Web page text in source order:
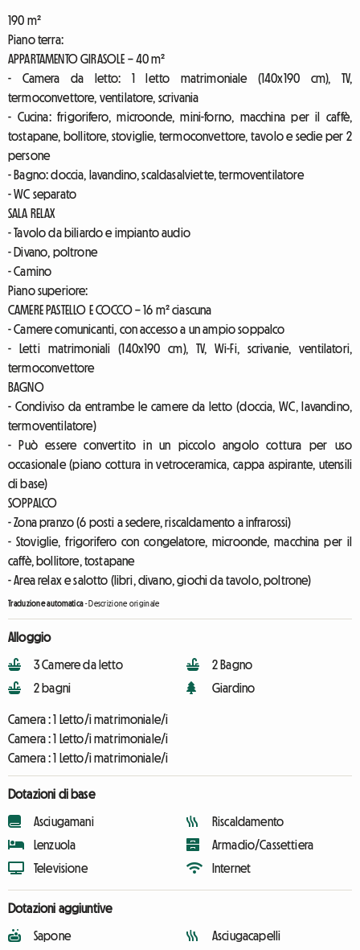
190 m²
Piano terra:
APPARTAMENTO GIRASOLE – 40 m²
- Camera da letto: 1 letto matrimoniale (140x190 cm), TV,
termoconvettore, ventilatore, scrivania
- Cucina: frigorifero, microonde, mini-forno, macchina per il caffè,
tostapane, bollitore, stoviglie, termoconvettore, tavolo e sedie per 2
persone
- Bagno: doccia, lavandino, scaldasalviette, termoventilatore
- WC separato
SALA RELAX
- Tavolo da biliardo e impianto audio
- Divano, poltrone
- Camino
Piano superiore:
CAMERE PASTELLO E COCCO – 16 m² ciascuna
- Camere comunicanti, con accesso a un ampio soppalco
- Letti matrimoniali (140x190 cm), TV, Wi-Fi, scrivanie, ventilatori,
termoconvettore
BAGNO
- Condiviso da entrambe le camere da letto (doccia, WC, lavandino,
termoventilatore)
- Può essere convertito in un piccolo angolo cottura per uso
occasionale (piano cottura in vetroceramica, cappa aspirante, utensili
di base)
SOPPALCO
- Zona pranzo (6 posti a sedere, riscaldamento a infrarossi)
- Stoviglie, frigorifero con congelatore, microonde, macchina per il
caffè, bollitore, tostapane
- Area relax e salotto (libri, divano, giochi da tavolo, poltrone)
Traduzione automatica-Descrizione originale
Alloggio
3 Camere da letto
2 bagni
2 Bagno
Giardino
Camera :1 Letto/i matrimoniale/i
Camera :1 Letto/i matrimoniale/i
Camera :1 Letto/i matrimoniale/i
Dotazioni di base
Asciugamani
Lenzuola
Televisione
Riscaldamento
Armadio/Cassettiera
Internet
Dotazioni aggiuntive
Sapone Asciugacapelli